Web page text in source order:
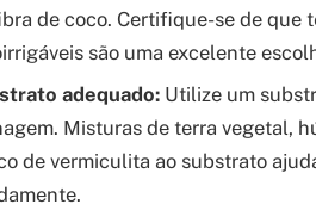
de coco. Certifique-se de que
são uma excelente
adequado: Utilize um
Misturas de terra vegetal,
de vermiculita ao substrato